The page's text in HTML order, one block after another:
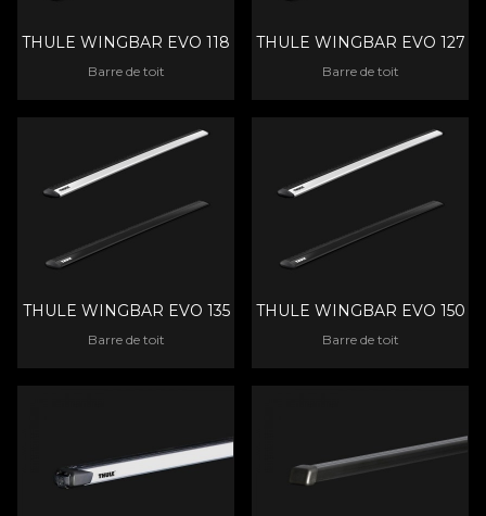
THULE WINGBAR EVO 118
Barre de toit
THULE WINGBAR EVO 127
Barre de toit
THULE WINGBAR EVO 135
Barre de toit
THULE WINGBAR EVO 150
Barre de toit